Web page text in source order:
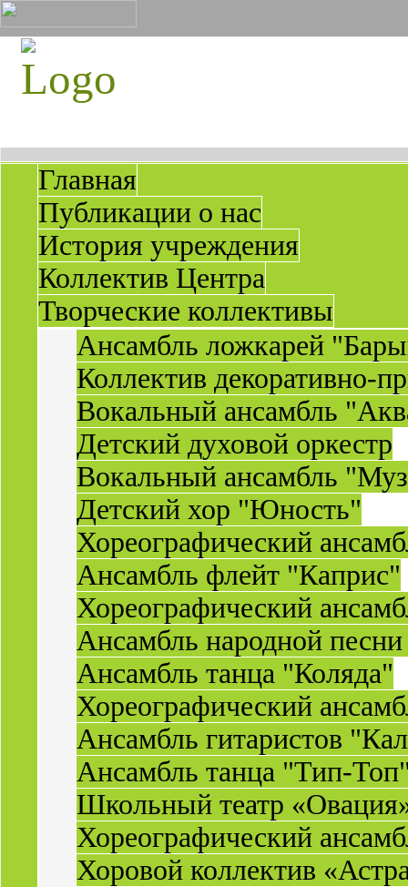
Главная
Публикации о нас
История учреждения
Коллектив Центра
Творческие коллективы
Ансамбль ложкарей
Коллектив декоративно-
Вокальный ансамбль
Детский духовой оркестр
Вокальный ансамбль
Детский хор "Юность"
Хореографический
Ансамбль флейт "Каприс"
Хореографический
Ансамбль народной
Ансамбль танца "Коляда"
Хореографический
Ансамбль гитаристов
Ансамбль танца "Тип-
Школьный театр
Хореографический
Хоровой коллектив